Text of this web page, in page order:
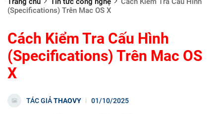
(Specifications) Trên Mac OS X
Cách Kiểm Tra Cấu Hình
(Specifications) Trên Mac OS
X
TÁC GIẢTHAOVY 01/10/2025